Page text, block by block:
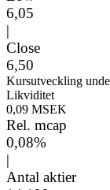
6,05
|
Close
6,50
Kursutveckling
Likviditet
0,09 MSEK
Rel. mcap
0,08%
|
Antal aktier